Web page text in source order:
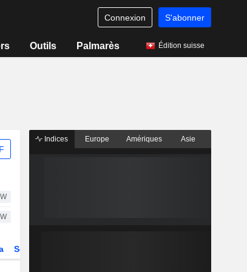
Connexion S'abonner
Outils Palmarès Édition suisse
Secteur
Indices Europe Amériques Asie